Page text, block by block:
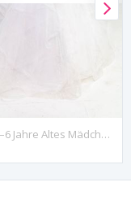
Sable 2–6 Jahre Altes Mädchenkleid 20035, Gebrochenes Weiß